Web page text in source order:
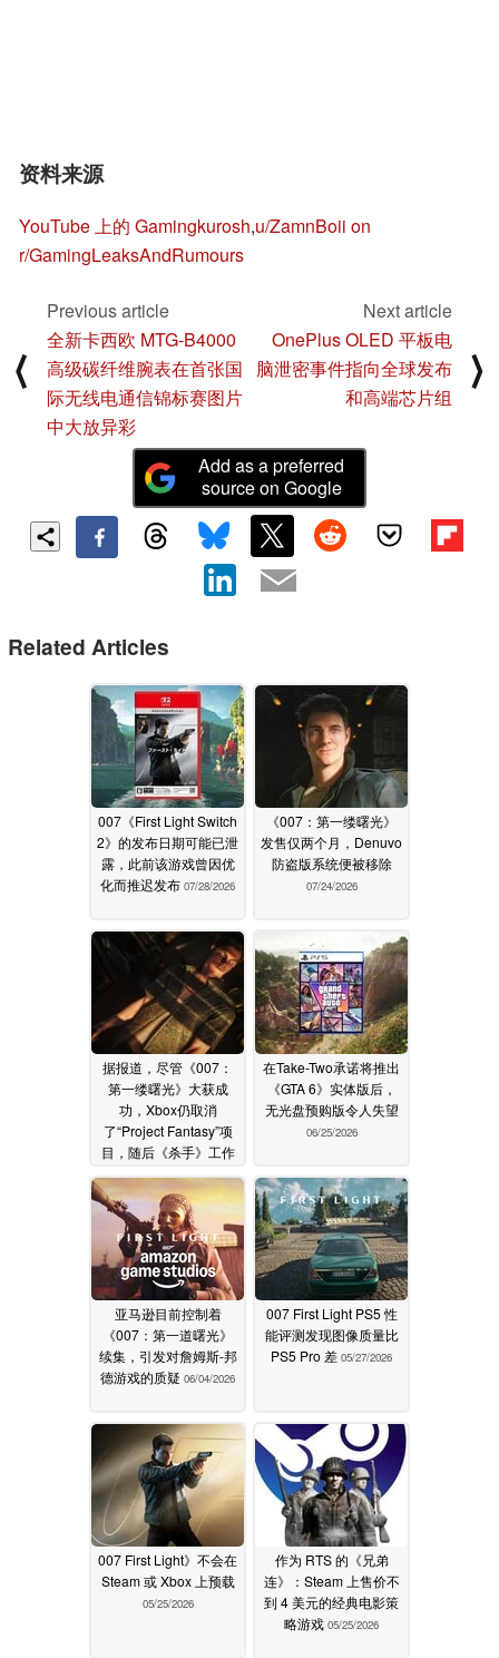
资料来源
YouTube 上的 Gamingkurosh,u/ZamnBoii on
r/GamingLeaksAndRumours
⟨
Previous article
全新卡西欧 MTG-B4000
高级碳纤维腕表在首张国
际无线电通信锦标赛图片
中大放异彩
Next article
OnePlus OLED 平板电
脑泄密事件指向全球发布
和高端芯片组
⟩
Add as a preferred
source on Google
Related Articles
007《First Light Switch
2》的发布日期可能已泄
露，此前该游戏曾因优
化而推迟发布 07/28/2026
《007：第一缕曙光》
发售仅两个月，Denuvo
防盗版系统便被移除
07/24/2026
据报道，尽管《007：
第一缕曙光》大获成
功，Xbox仍取消
了“Project Fantasy”项
目，随后《杀手》工作
07/04/2026
在Take-Two承诺将推出
《GTA 6》实体版后，
无光盘预购版令人失望
06/25/2026
亚马逊目前控制着
《007：第一道曙光》
续集，引发对詹姆斯-邦
德游戏的质疑 06/04/2026
007 First Light PS5 性
能评测发现图像质量比
PS5 Pro 差 05/27/2026
007 First Light》不会在
Steam 或 Xbox 上预载
05/25/2026
作为 RTS 的《兄弟
连》：Steam 上售价不
到 4 美元的经典电影策
略游戏 05/25/2026